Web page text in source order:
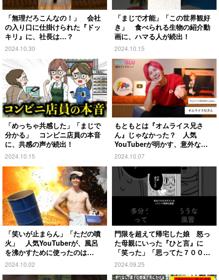
「無理だろこんなの！」 会社
の入り口に仕掛けられた『ドッ
キリ』に、社長は…？
2024.10.30
「まじで才能」「この世界観好
き」 食べられる生物の紹介動
画に、ハマる人が続出！
2024.10.15
「めっちゃ共感した」「まじで
分かる」 コンビニ店員の本音
に、共感の声が続出！
2024.10.15
もともとは『オムライス兄さ
ん』じゃなかった？ 人気
YouTuberが明かす、意外な過
去とは
2024.10.07
「笑いが止まらん」「ただの噴
火」 人気YouTuberが、風呂
を沸かすために使ったのは…
2024.10.02
門限を超えて帰宅した娘 怒っ
た母親にいった『ひと言』に
「笑った」「思ってた７００倍
特殊」
2024.09.25